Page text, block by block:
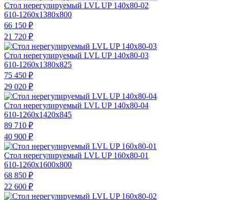
Стол нерегулируемый LVL UP 140х80-02
610-1260x1380x800
66 150 ₽
21 720 ₽
Стол нерегулируемый LVL UP 140х80-03
610-1260x1380x825
75 450 ₽
29 020 ₽
Стол нерегулируемый LVL UP 140х80-04
610-1260x1420x845
89 710 ₽
40 900 ₽
Стол нерегулируемый LVL UP 160х80-01
610-1260x1600x800
68 850 ₽
22 600 ₽